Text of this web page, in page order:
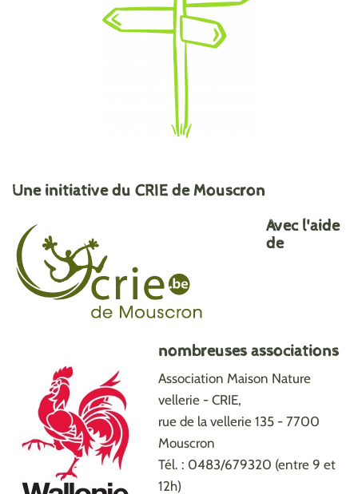
Une initiative du CRIE de Mouscron
Avec l'aide
de
nombreuses associations
Association Maison Nature
vellerie - CRIE,
rue de la vellerie 135 - 7700
Mouscron
Tél. : 0483/679320 (entre 9 et
12h)